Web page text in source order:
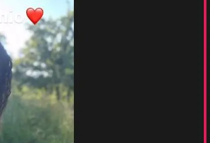
Ricette per Bambini